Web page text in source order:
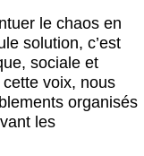
le chaos en
solution, c’est
sociale et
voix, nous
organisés
les